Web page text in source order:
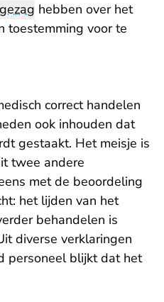
gezag hebben over het
toestemming voor te
correct handelen
ook inhouden dat
gestaakt. Het meisje is
twee andere
met de beoordeling
het lijden van het
behandelen is
diverse verklaringen
personeel blijkt dat het